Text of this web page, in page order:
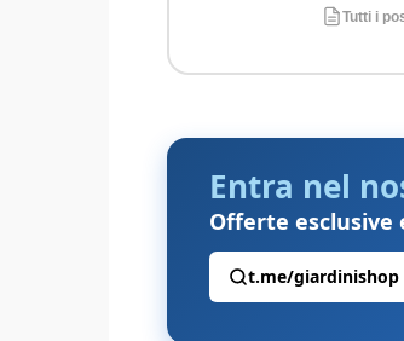
Tutti i
Entra nel
Offerte esclusive
t.me/giardinishop